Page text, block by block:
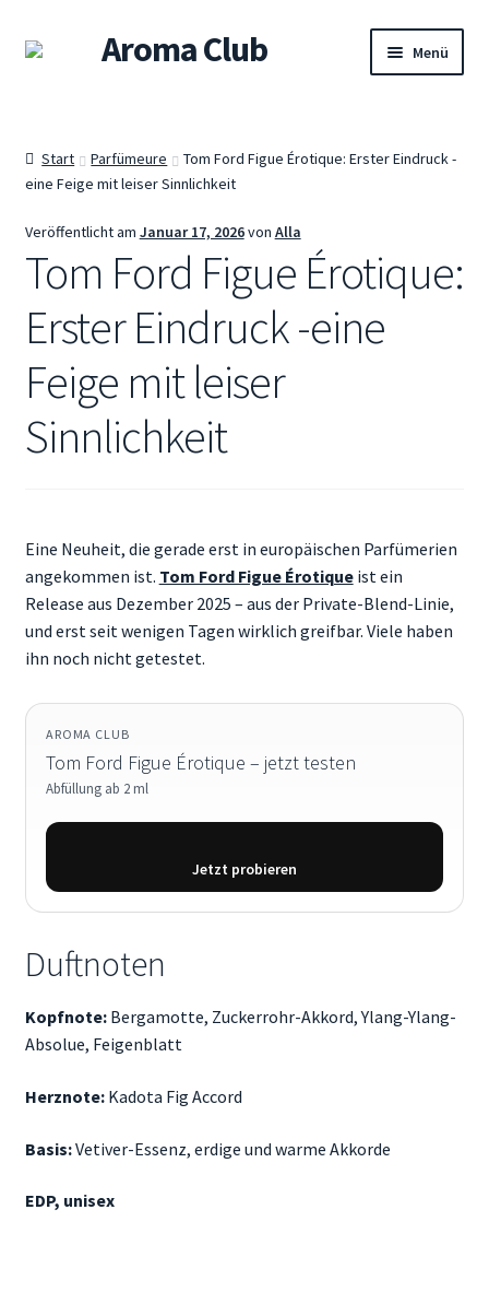
Zur
Navigation
Zum
Aroma Club Menü
Shop
Damendüfte
Herrendüfte
Unisex-Düfte
Sets
Warenkorb
Aroma Blog
Duftberatung & FAQ
Start Parfümeure
Tom Ford Figue Érotique: Erster Eindruck -
eine Feige mit leiser Sinnlichkeit
Veröffentlicht am Januar 17, 2026von Alla
Tom Ford Figue Érotique:
Erster Eindruck -eine
Feige mit leiser
Sinnlichkeit
Eine Neuheit, die gerade erst in europäischen Parfümerien
angekommen ist. Tom Ford Figue Érotiqueist ein
Release aus Dezember 2025 – aus der Private-Blend-Linie,
und erst seit wenigen Tagen wirklich greifbar. Viele haben
ihn noch nicht getestet.
AROMA CLUB
Tom Ford Figue Érotique – jetzt testen
Abfüllung ab 2 ml
Jetzt probieren
Duftnoten
Kopfnote:Bergamotte, Zuckerrohr-Akkord, Ylang-Ylang-
Absolue, Feigenblatt
Herznote:Kadota Fig Accord
Basis:Vetiver-Essenz, erdige und warme Akkorde
EDP, unisex